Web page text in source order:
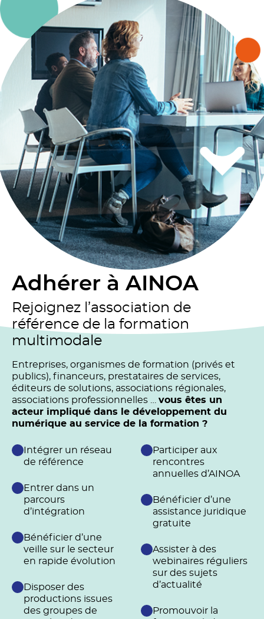
Adhérer à AINOA
Rejoignez l’association de
référence de la formation
multimodale
Entreprises, organismes de formation (privés et
publics), financeurs, prestataires de services,
éditeurs de solutions, associations régionales,
associations professionnelles … vous êtes un
acteur impliqué dans le développement du
numérique au service de la formation ?
Intégrer un réseau
de référence
Entrer dans un
parcours
d’intégration
Bénéficier d’une
veille sur le secteur
en rapide évolution
Disposer des
productions issues
des groupes de
Participer aux
rencontres
annuelles d’AINOA
Bénéficier d’une
assistance juridique
gratuite
Assister à des
webinaires réguliers
sur des sujets
d’actualité
Promouvoir la